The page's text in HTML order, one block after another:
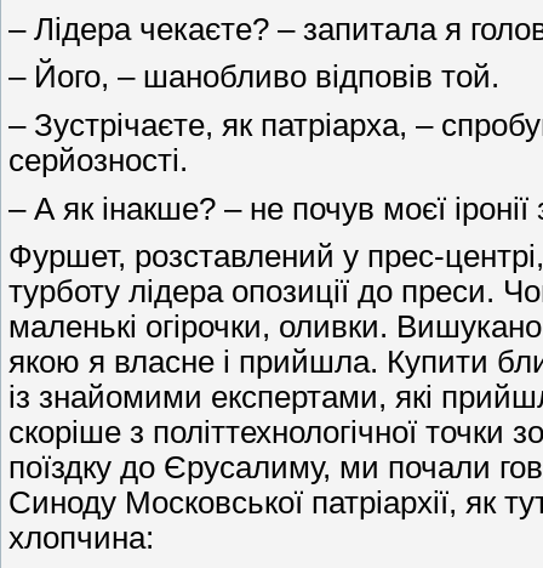
– Лідера чекаєте? – запитала я
– Його, – шанобливо відповів той.
– Зустрічаєте, як патріарха, –
серйозності.
– А як інакше? – не почув моєї іронії
Фуршет, розставлений у прес-
турботу лідера опозиції до преси.
маленькі огірочки, оливки.
якою я власне і прийшла. Купити
із знайомими експертами, які
скоріше з політтехнологічної точки
поїздку до Єрусалиму, ми почали
Синоду Московської патріархії, як
хлопчина: